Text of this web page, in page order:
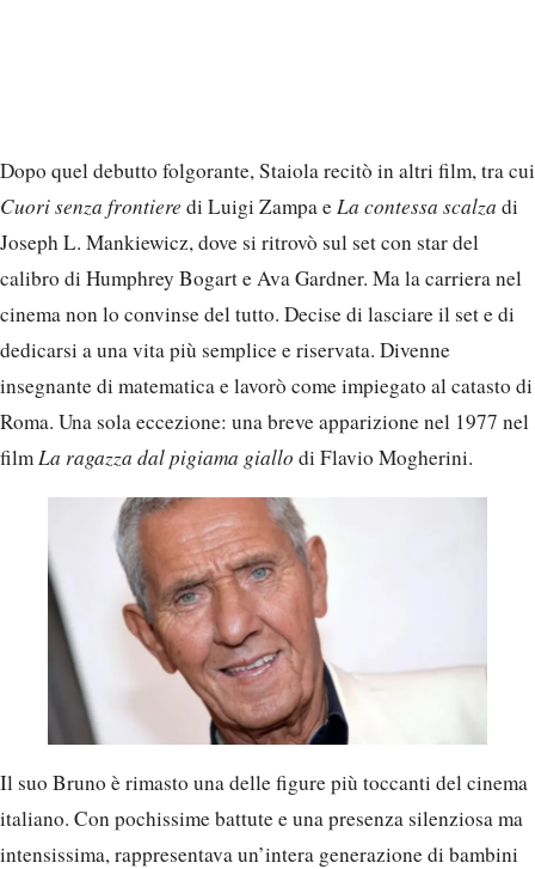
Dopo quel debutto folgorante, Staiola recitò in altri film, tra cui
Cuori senza frontiere di Luigi Zampa eLa contessa scalza di
Joseph L. Mankiewicz, dove si ritrovò sul set con star del
calibro di Humphrey Bogart e Ava Gardner. Ma la carriera nel
cinema non lo convinse del tutto. Decise di lasciare il set e di
dedicarsi a una vita più semplice e riservata. Divenne
insegnante di matematica e lavorò come impiegato al catasto di
Roma. Una sola eccezione: una breve apparizione nel 1977 nel
filmLa ragazza dal pigiama giallo di Flavio Mogherini.
Il suo Bruno è rimasto una delle figure più toccanti del cinema
italiano. Con pochissime battute e una presenza silenziosa ma
intensissima, rappresentava un’intera generazione di bambini